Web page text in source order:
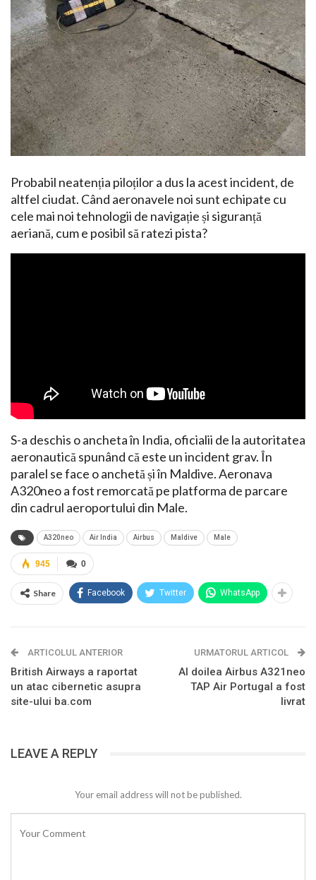
Probabil neatenția piloților a dus la acest incident, de
altfel ciudat. Când aeronavele noi sunt echipate cu
cele mai noi tehnologii de navigație și siguranță
aeriană, cum e posibil să ratezi pista?
S-a deschis o ancheta în India, oficialii de la autoritatea
aeronautică spunând că este un incident grav. În
paralel se face o anchetă și în Maldive. Aeronava
A320neo a fost remorcată pe platforma de parcare
din cadrul aeroportului din Male.
A320neo Air India Airbus Maldive Male
0
945
Share Facebook Twitter WhatsApp
ARTICOLUL ANTERIOR
British Airways a raportat
un atac cibernetic asupra
site-ului ba.com
URMATORUL ARTICOL
Al doilea Airbus A321neo
TAP Air Portugal a fost
livrat
LEAVE A REPLY
Your email address will not be published.